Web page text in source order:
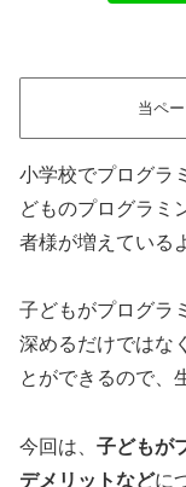
当ペ
小学校でプログラ
どものプログラミ
者様が増えている
子どもがプログラ
深めるだけではな
とができるので、
今回は、 子どもが
デメリットなどに